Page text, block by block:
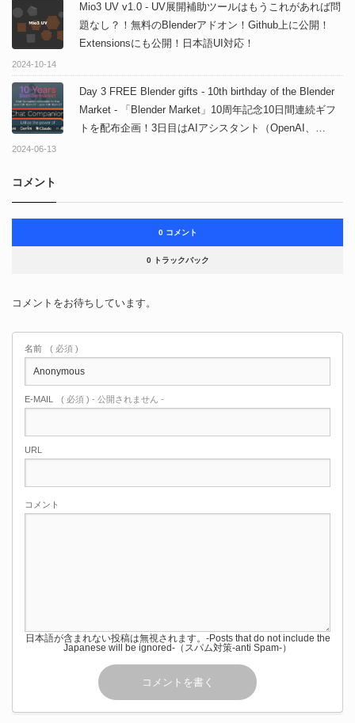
Mio3 UV v1.0 - UV展開補助ツールはもうこれがあれば問
題なし？！無料のBlenderアドオン！Github上に公開！
Extensionsにも公開！日本語UI対応！
2024-10-14
Day 3 FREE Blender gifts - 10th birthday of the Blender
Market - 「Blender Market」10周年記念10日間連続ギフ
トを配布企画！3日目はAIアシスタント（OpenAI、
2024-06-13
コメント
0 コメント
0 トラックバック
コメントをお待ちしています。
名前 ( 必須 )
E-MAIL ( 必須 ) - 公開されません -
URL
コメント
日本語が含まれない投稿は無視されます。-Posts that do not include the
Japanese will be ignored-（スパム対策-anti Spam-）